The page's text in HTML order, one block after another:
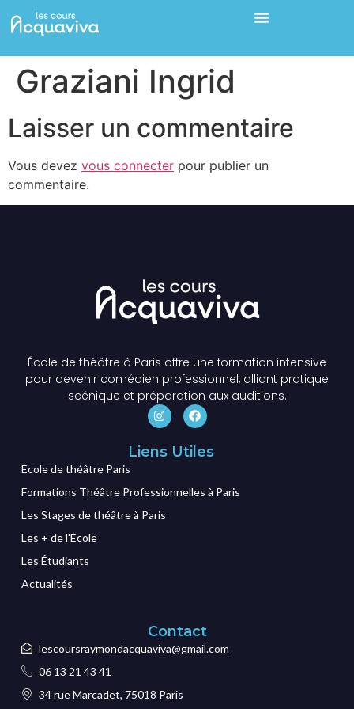
Graziani Ingrid
Laisser un commentaire
Vous devez vous connecter pour publier un
commentaire.
École de théâtre à Paris offre une formation intensive
pour devenir comédien professionnel, alliant pratique
scénique et préparation aux auditions.
Liens Utiles
École de théâtre Paris
Formations Théâtre Professionnelles à Paris
Les Stages de théâtre à Paris
Les + de l'École
Les Étudiants
Actualités
Contact
lescoursraymondacquaviva@gmail.com
06 13 21 43 41
34 rue Marcadet, 75018 Paris